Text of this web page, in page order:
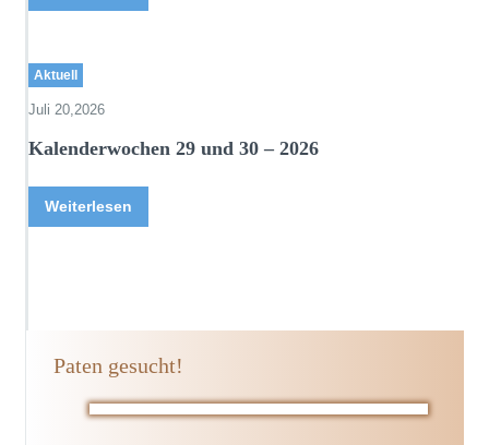
Aktuell
Juli 20,2026
Kalenderwochen 29 und 30 – 2026
Weiterlesen
Paten gesucht!